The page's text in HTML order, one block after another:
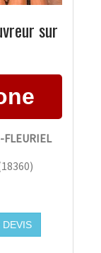
sur
FLEURIEL
18360)